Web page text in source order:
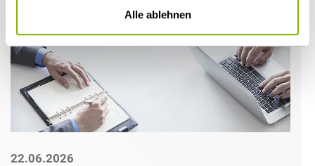
Alle ablehnen
22.06.2026